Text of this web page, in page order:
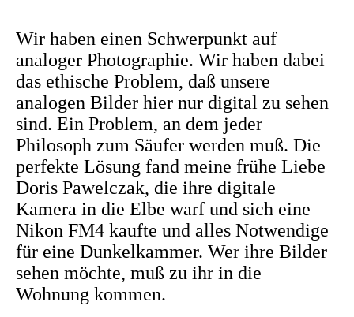
Wir haben einen Schwerpunkt auf
analoger Photographie. Wir haben dabei
das ethische Problem, daß unsere
analogen Bilder hier nur digital zu sehen
sind. Ein Problem, an dem jeder
Philosoph zum Säufer werden muß. Die
perfekte Lösung fand meine frühe Liebe
Doris Pawelczak, die ihre digitale
Kamera in die Elbe warf und sich eine
Nikon FM4 kaufte und alles Notwendige
für eine Dunkelkammer. Wer ihre Bilder
sehen möchte, muß zu ihr in die
Wohnung kommen.